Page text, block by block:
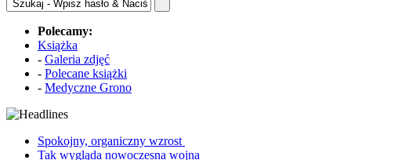
Polecamy:
Książka
- Galeria zdjęć
- Polecane książki
- Medyczne Grono
Spokojny, organiczny wzrost
Tak wygląda nowoczesna wojna